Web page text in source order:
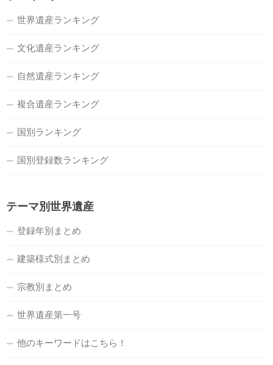
世界遺産ランキング
文化遺産ランキング
自然遺産ランキング
複合遺産ランキング
国別ランキング
国別登録数ランキング
テーマ別世界遺産
登録年別まとめ
建築様式別まとめ
宗教別まとめ
世界遺産第一号
他のキーワードはこちら！